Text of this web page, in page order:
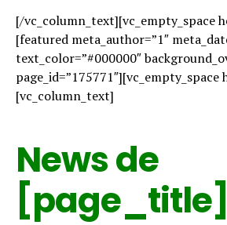
[/vc_column_text][vc_empty_space
[featured meta_author=”1″
text_color=”#000000″
page_id=”175771″][vc_empty_space
[vc_column_text]
News de
[page_title]